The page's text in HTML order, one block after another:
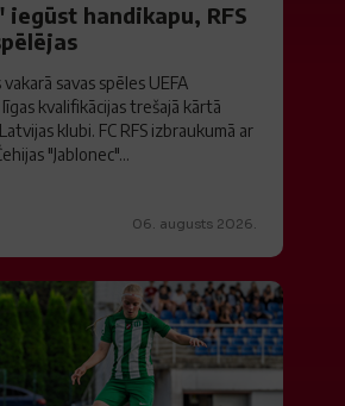
iegūst handikapu, RFS
savas spēles UEFA
kvalifikācijas trešajā kārtā
klubi. FC RFS izbraukumā ar
"Jablonec"...
06. augusts 2026.